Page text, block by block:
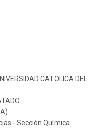
CATOLICA DEL
- Sección Química